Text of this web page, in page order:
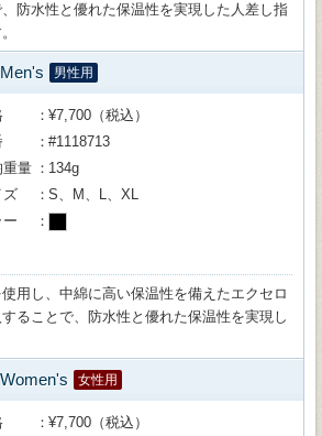
防水性と優れた保温性を実現した人差し指
男性用
¥7,700（税込）
#1118713
重量
134g
ズ
S、M、L、XL
ー
用し、中綿に高い保温性を備えたエクセロ
ることで、防水性と優れた保温性を実現し
女性用
¥7,700（税込）